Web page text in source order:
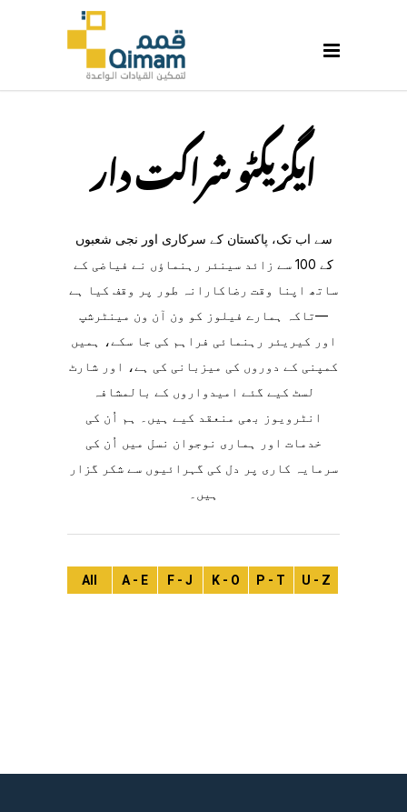
ایگزیکٹو شراکت دار
سے اب تک، پاکستان کے سرکاری اور نجی شعبوں
کے 100 سے زائد سینئر رہنماؤں نے فیاضی کے
ساتھ اپنا وقت رضاکارانہ طور پر وقف کیا ہے
—تاکہ ہمارے فیلوز کو ون آن ون مینٹرشپ
اور کیریئر رہنمائی فراہم کی جا سکے، ہمیں
کمپنی کے دوروں کی میزبانی کی ہے، اور شارٹ
لسٹ کیے گئے امیدواروں کے بالمشافہ
انٹرویوز بھی منعقد کیے ہیں۔ ہم اُن کی
خدمات اور ہماری نوجوان نسل میں اُن کی
سرمایہ کاری پر دل کی گہرائیوں سے شکر گزار
ہیں۔
All A - E F - J K - O P - T U - Z